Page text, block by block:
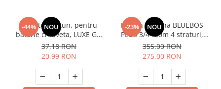
-44% NOU
Adaptor furtun, pentru
baterie chiuveta, LUXE GX,
Gardex 403406
37,18 RON
20,99 RON
-23% NOU
Furtun gradina BLUEBOS
PLUS 3/4" 50m 4 straturi,
clasa 3 rezistenta, insertie,
GF-2119
355,00 RON
275,00 RON